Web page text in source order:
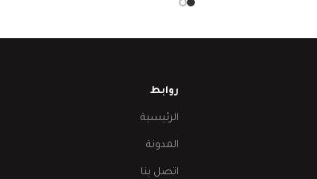
روابط
الرئيسية
المدونة
اتصل بنا